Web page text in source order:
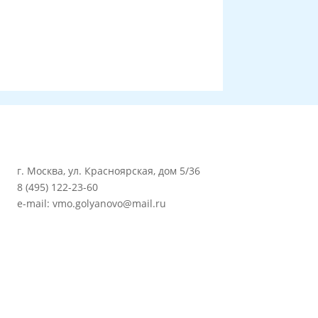
г. Москва, ул. Красноярская, дом 5/36
8 (495) 122-23-60
e-mail: vmo.golyanovo@mail.ru